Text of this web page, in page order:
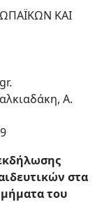
ΚΑΙ
Α.
στα
του